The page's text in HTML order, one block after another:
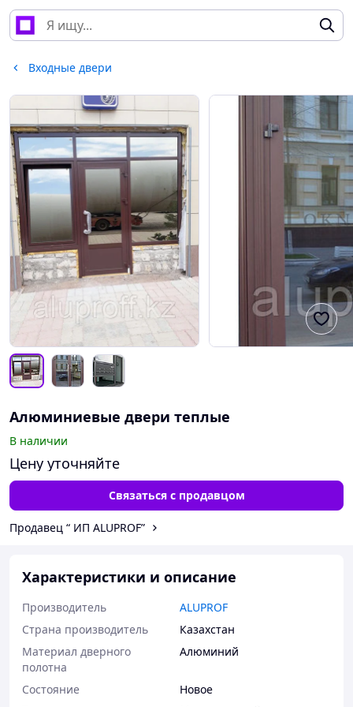
Входные двери
Алюминиевые двери теплые
В наличии
Цену уточняйте
Связаться с продавцом
Продавец “ ИП ALUPROF”
Характеристики и описание
Производитель
ALUPROF
Страна производитель
Казахстан
Материал дверного
полотна
Алюминий
Состояние
Новое